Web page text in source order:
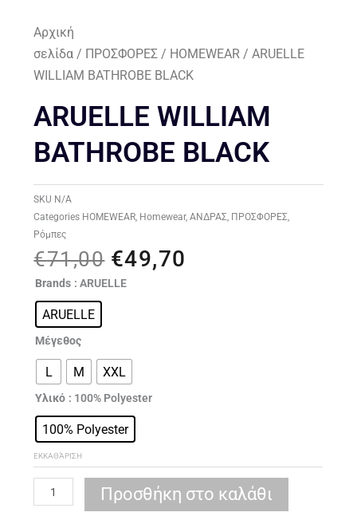
Αρχική
σελίδα / ΠΡΟΣΦΟΡΕΣ / HOMEWEAR / ARUELLE
WILLIAM BATHROBE BLACK
ARUELLE WILLIAM
BATHROBE BLACK
SKU N/A
Categories HOMEWEAR Homewear,ΑΝΔΡΑΣ ΠΡΟΣΦΟΡΕΣ
Ρόμπες
€71,00 Original
price
was:
€49,70
Brands : ARUELLE
ARUELLE
Μέγεθος
L M XXL
Υλικό : 100% Polyester
100% Polyester
ΕΚΚΑΘΆΡΙΣΗ
ARUELLE
WILLIAM
BATHROBE
BLACK
ποσότητα
Προσθήκη στο καλάθι